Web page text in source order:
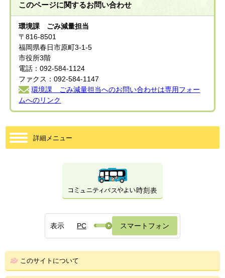
このページに関するお問い合わせ
環境課 ごみ減量担当
〒816-8501
福岡県春日市原町3-1-5
市役所3階
電話：092-584-1124
ファクス：092-584-1147
環境課 ごみ減量担当へのお問い合わせは専用フォー
ムへのリンク
詳細メニュー
表示 PC スマートフォン
このサイトについて